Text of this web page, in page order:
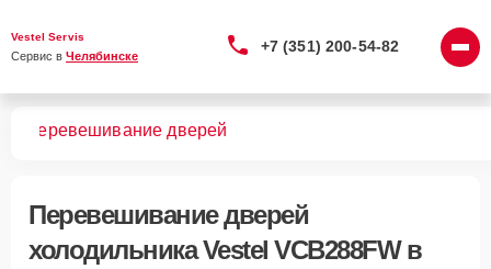
Vestel Servis
Сервис в Челябинске
+7 (351) 200-54-82
Перевешивание дверей
Перевешивание дверей
холодильника Vestel VCB288FW в